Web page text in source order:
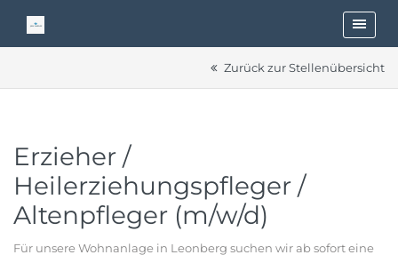
Zurück zur Stellenübersicht
Erzieher /
Heilerziehungspfleger /
Altenpfleger (m/w/d)
Für unsere Wohnanlage in Leonberg suchen wir ab sofort eine